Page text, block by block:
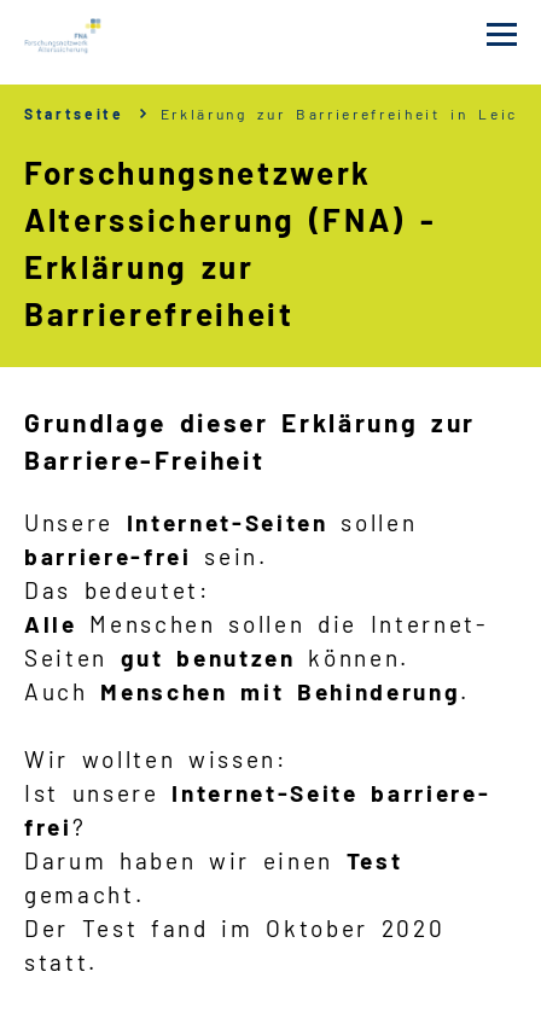
Tagungen
Newsletter
Erklärung zur Barrierefreiheit in
Deutscher Gebärdensprache
Erklärung zur Barrierefreiheit in
Leichter Sprache
Startseite Erklärung zur Barrierefreiheit in
Forschungsnetzwerk
Alterssicherung (FNA) -
Erklärung zur
Barrierefreiheit
Grundlage dieser Erklärung zur
Barriere-Freiheit
Unsere Internet-Seiten
sollen
barriere-frei
sein.
Das bedeutet:
Alle
Menschen sollen die Internet-
Seiten gut benutzen
können.
Auch Menschen mit Behinderung.
Wir wollten wissen:
Ist unsere Internet-Seite
barriere-
frei?
Darum haben wir einen Test
gemacht.
Der Test fand im Oktober 2020
statt.